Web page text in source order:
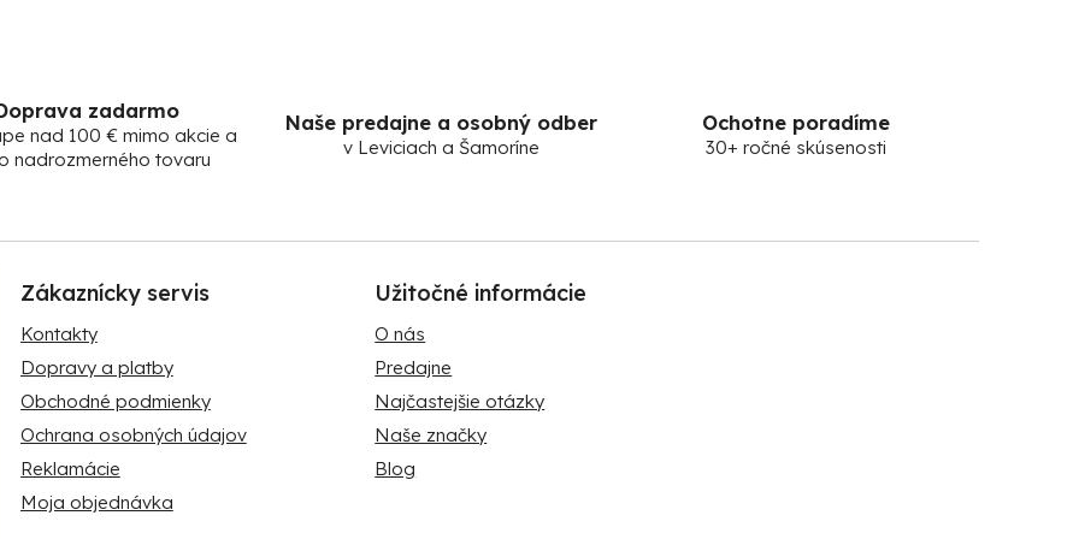
k
y
p
s
zadarmo
nad 100 € mimo akcie a
nadrozmerného tovaru
Naše predajne a osobný odber
v Leviciach a Šamoríne
Ochotne poradíme
30+ ročné skúsenosti
Zákaznícky servis
Kontakty
Dopravy a platby
Obchodné podmienky
Ochrana osobných údajov
Reklamácie
Moja objednávka
Užitočné informácie
O nás
Predajne
Najčastejšie otázky
Naše značky
Blog